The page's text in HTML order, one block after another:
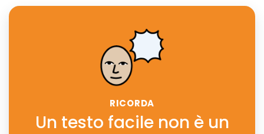
RICORDA
Un testo facile non è un